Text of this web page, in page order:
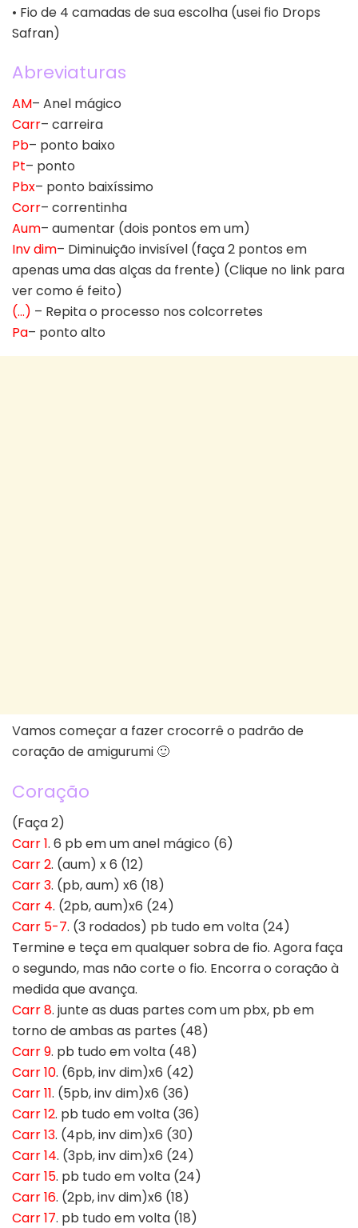
• Fio de 4 camadas de sua escolha (usei fio Drops
Safran)
Abreviaturas
AM– Anel mágico
Carr– carreira
Pb– ponto baixo
Pt– ponto
Pbx– ponto baixíssimo
Corr– correntinha
Aum– aumentar (dois pontos em um)
Inv dim– Diminuição invisível (faça 2 pontos em
apenas uma das alças da frente) (Clique no link para
ver como é feito)
(…) – Repita o processo nos colcorretes
Pa– ponto alto
Vamos começar a fazer crocorrê o padrão de
coração de amigurumi 🙂
Coração
(Faça 2)
Carr 1. 6 pb em um anel mágico (6)
Carr 2. (aum) x 6 (12)
Carr 3. (pb, aum) x6 (18)
Carr 4. (2pb, aum)x6 (24)
Carr 5-7. (3 rodados) pb tudo em volta (24)
Termine e teça em qualquer sobra de fio. Agora faça
o segundo, mas não corte o fio. Encorra o coração à
medida que avança.
Carr 8. junte as duas partes com um pbx, pb em
torno de ambas as partes (48)
Carr 9. pb tudo em volta (48)
Carr 10. (6pb, inv dim)x6 (42)
Carr 11. (5pb, inv dim)x6 (36)
Carr 12. pb tudo em volta (36)
Carr 13. (4pb, inv dim)x6 (30)
Carr 14. (3pb, inv dim)x6 (24)
Carr 15. pb tudo em volta (24)
Carr 16. (2pb, inv dim)x6 (18)
Carr 17. pb tudo em volta (18)